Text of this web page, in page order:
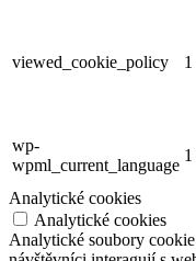
viewed_cookie_policy
wp-
wpml_current_language
Analytické cookies
Analytické cookies
Analytické soubory